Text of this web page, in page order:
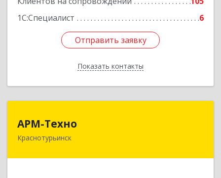
1С:Специалист
6
Отправить заявку
Показать контакты
Отправить заявку
Назад
АРМ-Техно
Краснотурьинск
624447, Свердловская обл, Краснотурьинск г,